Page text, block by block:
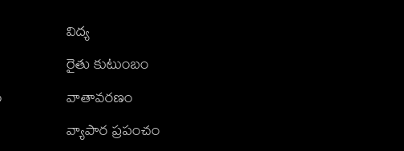
విద్య
రైతు కుటుంబం
వాతావరణం
వ్యాపార ప్రపంచం